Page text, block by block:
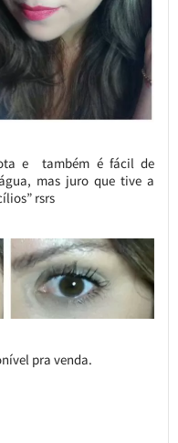
e também é fácil de
mas juro que tive a
rsrs
pra venda.